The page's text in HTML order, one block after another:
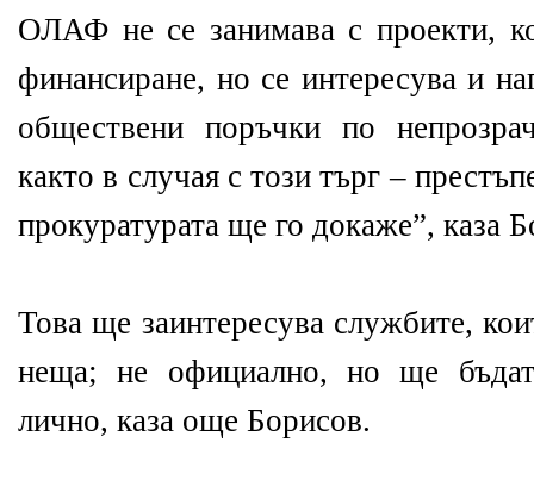
ОЛАФ не се занимава с проекти,
финансиране, но се интересува и
обществени поръчки по
както в случая с този търг –
прокуратурата ще го докаже”, каза
Това ще заинтересува службите,
неща; не официално, но ще
лично, каза още Борисов.